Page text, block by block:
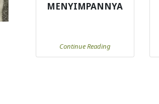
MENYIMPANNYA
Continue Reading